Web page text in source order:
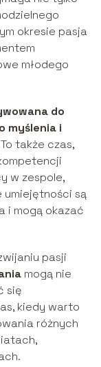
okresie pasja
młodego
do
myślenia i
To także czas,
w zespole,
umiejętności są
i mogą okazać
pasji
mogą nie
się
kiedy warto
różnych